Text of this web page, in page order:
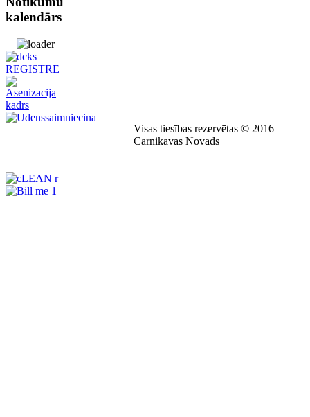
kalendārs
Visas tiesības rezervētas © 2016
Carnikavas Novads